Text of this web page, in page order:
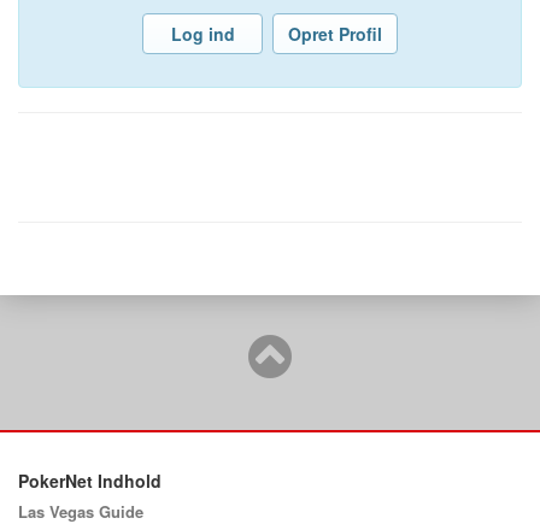
Log ind
Opret Profil
PokerNet Indhold
Las Vegas Guide